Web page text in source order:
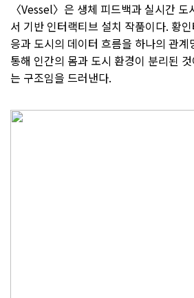
〈Vessel〉은 생체 피드백과 실시간
서 기반 인터랙티브 설치 작품이다. 황
응과 도시의 데이터 흐름을 하나의 관
통해 인간의 몸과 도시 환경이 분리된
는 구조임을 드러낸다.